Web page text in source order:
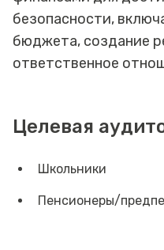
безопасности,
бюджета, создание
ответственное
Целевая
Школьники
Пенсионеры/